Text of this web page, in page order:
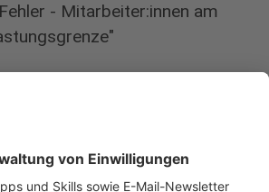
- Mitarbeiter:innen am
der Stadtwerke Münster,